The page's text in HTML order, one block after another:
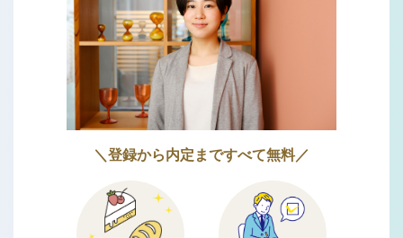
＼登録から内定まですべて無料／